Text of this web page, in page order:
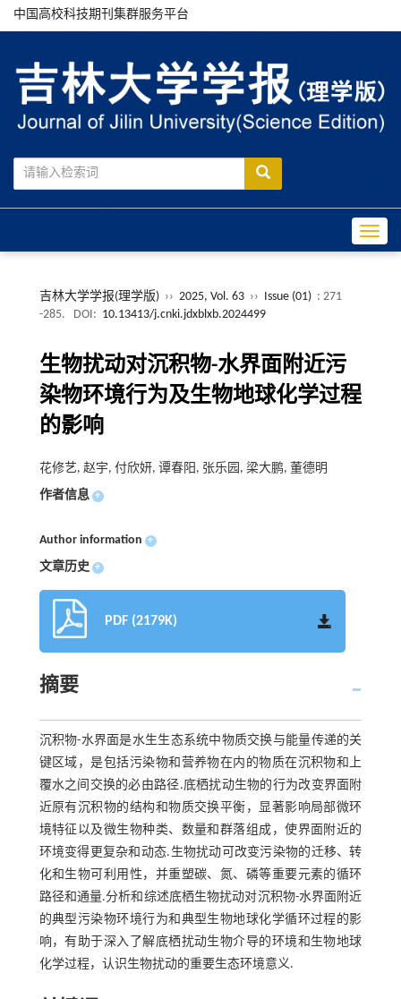
中国高校科技期刊集群服务平台
吉林大学学报(理学版) ›› 2025, Vol. 63 ›› Issue (01) : 271
-285.
DOI: 10.13413/j.cnki.jdxblxb.2024499
生物扰动对沉积物-水界面附近污
染物环境行为及生物地球化学过程
的影响
花修艺, 赵宇, 付欣妍, 谭春阳, 张乐园, 梁大鹏, 董德明
作者信息 +
Author information +
文章历史 +
PDF (2179K)
摘要
沉积物-水界面是水生生态系统中物质交换与能量传递的关
键区域，是包括污染物和营养物在内的物质在沉积物和上
覆水之间交换的必由路径.底栖扰动生物的行为改变界面附
近原有沉积物的结构和物质交换平衡，显著影响局部微环
境特征以及微生物种类、数量和群落组成，使界面附近的
环境变得更复杂和动态.生物扰动可改变污染物的迁移、转
化和生物可利用性，并重塑碳、氮、磷等重要元素的循环
路径和通量.分析和综述底栖生物扰动对沉积物-水界面附近
的典型污染物环境行为和典型生物地球化学循环过程的影
响，有助于深入了解底栖扰动生物介导的环境和生物地球
化学过程，认识生物扰动的重要生态环境意义.